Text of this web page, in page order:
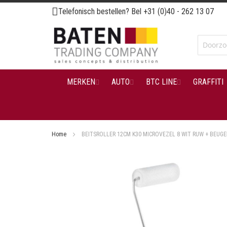
Ga
naar
de
inhoud
Telefonisch bestellen? Bel +31 (0)40 - 262 13 07
MERKEN AUTO BTC LINE GRAFFITI
Home BEITSROLLER 12CM K30 MICROVEZEL 8 WIT RUW +